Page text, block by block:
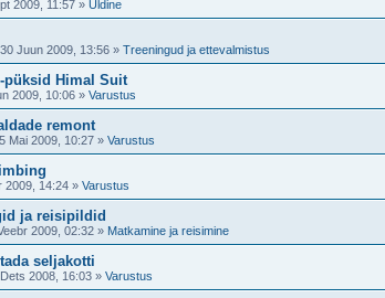
2009, 11:57 » Üldine
30 Juun 2009, 13:56 » Treeningud ja ettevalmistus
püksid Himal Suit
2009, 10:06 » Varustus
remont
Mai 2009, 10:27 » Varustus
2009, 14:24 » Varustus
ja reisipildid
2009, 02:32 » Matkamine ja reisimine
seljakotti
2008, 16:03 » Varustus